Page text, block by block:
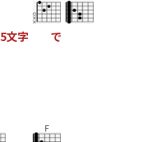
5文字 で
F